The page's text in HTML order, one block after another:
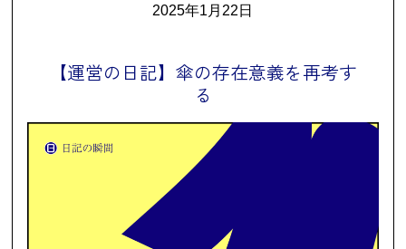
2025年1月22日
【運営の日記】傘の存在意義を再考す
る